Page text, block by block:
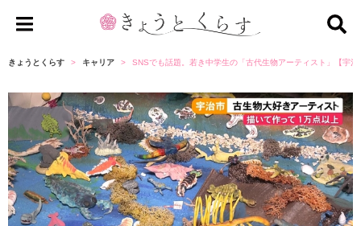
ょ
と
く
ら
す
きょうとくらす キャリア SNSでも話題。若き中学生の「古代生物アーティスト」【宇治